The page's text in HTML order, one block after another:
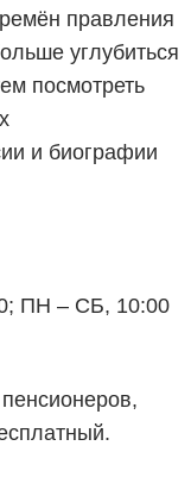
правления
углубиться
посмотреть
и биографии
ПН – СБ, 10:00